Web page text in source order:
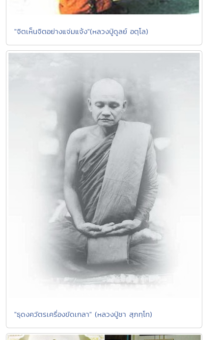
"จิตเห็นจิตอย่างแจ่มแจ้ง"(หลวงปู่ดูลย์ อตุโล)
"ธุดงควัตรเครื่องขัดเกลา" (หลวงปู่ชา สุภทฺโท)